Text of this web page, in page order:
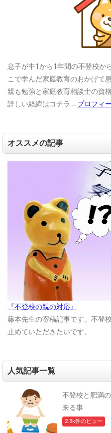
息子が中1から1年間の不登校か
こで学んだ家庭教育のおかげて
親も勉強と家庭教育相談士の資
詳しい経緯はコチラ→ プロフィ
オススメの記事
『不登校の親の対応』
藤本先生の寄稿記事です。不登
止めていただきたいです。
人気記事一覧
不登校と肥満
来る事
2.8k件のビュー